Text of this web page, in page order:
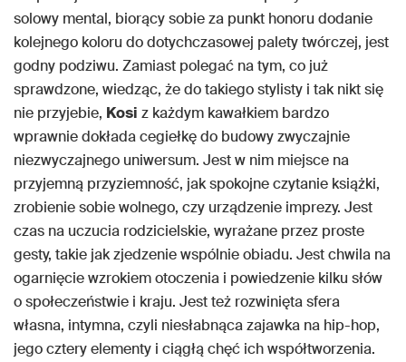
solowy mental, biorący sobie za punkt honoru dodanie
kolejnego koloru do dotychczasowej palety twórczej, jest
godny podziwu. Zamiast polegać na tym, co już
sprawdzone, wiedząc, że do takiego stylisty i tak nikt się
nie przyjebie, Kosi z każdym kawałkiem bardzo
wprawnie dokłada cegiełkę do budowy zwyczajnie
niezwyczajnego uniwersum. Jest w nim miejsce na
przyjemną przyziemność, jak spokojne czytanie książki,
zrobienie sobie wolnego, czy urządzenie imprezy. Jest
czas na uczucia rodzicielskie, wyrażane przez proste
gesty, takie jak zjedzenie wspólnie obiadu. Jest chwila na
ogarnięcie wzrokiem otoczenia i powiedzenie kilku słów
o społeczeństwie i kraju. Jest też rozwinięta sfera
własna, intymna, czyli niesłabnąca zajawka na hip-hop,
jego cztery elementy i ciągłą chęć ich współtworzenia.